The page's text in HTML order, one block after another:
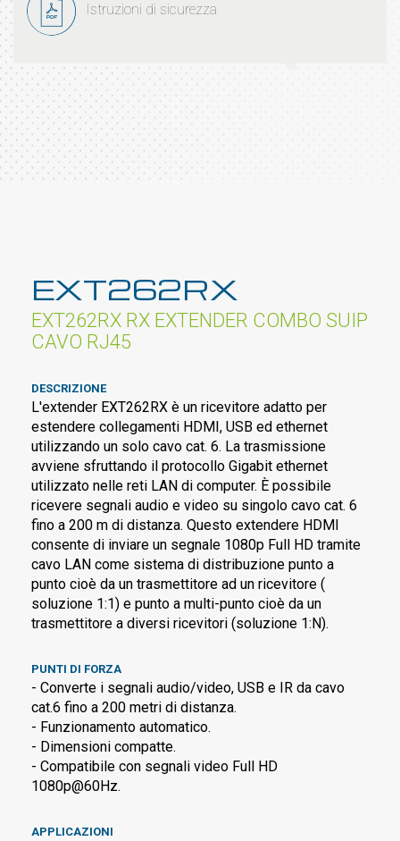
Istruzioni di sicurezza
EXT262RX
EXT262RX RX EXTENDER COMBO SUIP
CAVO RJ45
DESCRIZIONE
L'extender EXT262RX è un ricevitore adatto per
estendere collegamenti HDMI, USB ed ethernet
utilizzando un solo cavo cat. 6. La trasmissione
avviene sfruttando il protocollo Gigabit ethernet
utilizzato nelle reti LAN di computer. È possibile
ricevere segnali audio e video su singolo cavo cat. 6
fino a 200 m di distanza. Questo extendere HDMI
consente di inviare un segnale 1080p Full HD tramite
cavo LAN come sistema di distribuzione punto a
punto cioè da un trasmettitore ad un ricevitore (
soluzione 1:1) e punto a multi-punto cioè da un
trasmettitore a diversi ricevitori (soluzione 1:N).
PUNTI DI FORZA
- Converte i segnali audio/video, USB e IR da cavo
cat.6 fino a 200 metri di distanza.
- Funzionamento automatico.
- Dimensioni compatte.
- Compatibile con segnali video Full HD
1080p@60Hz.
APPLICAZIONI